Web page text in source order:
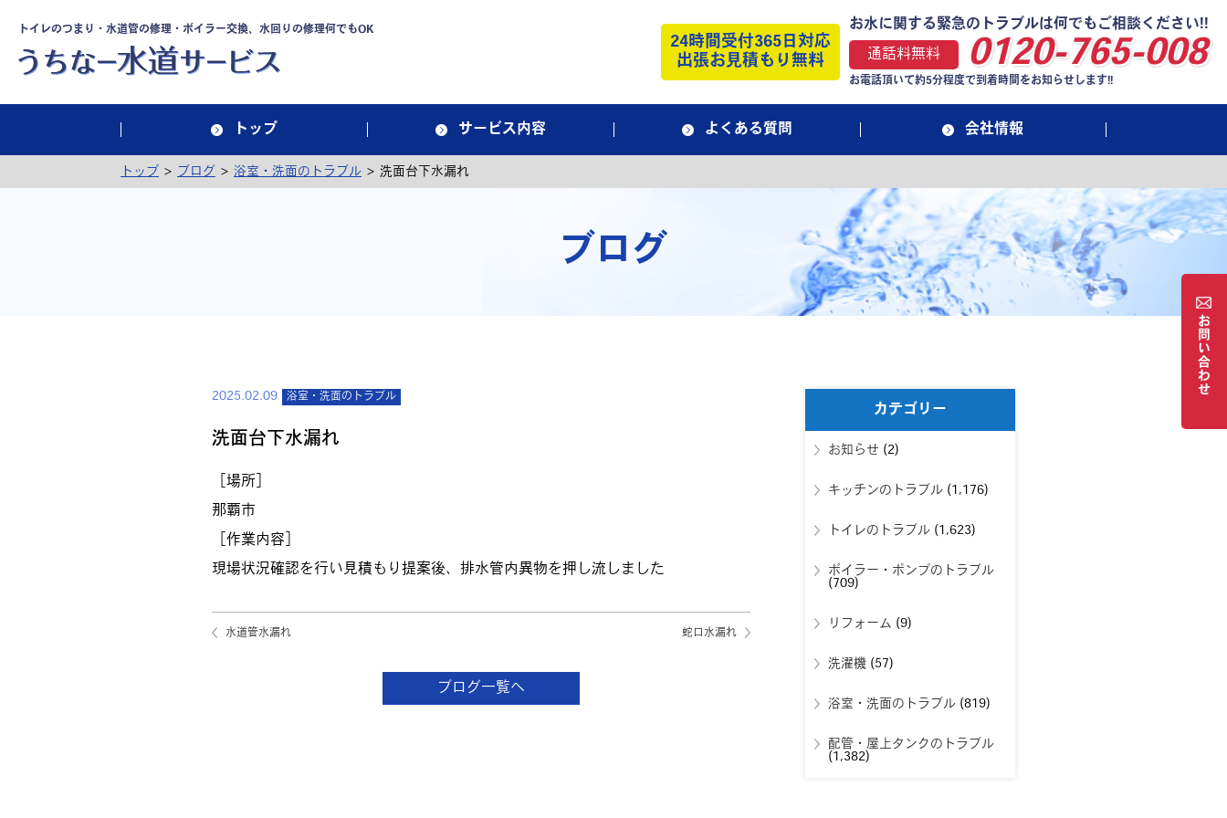
トイレのつまり・水道管の修理・ボイラー交換、水回りの修理何でもOK
24時間受付365日対応
出張お見積もり無料
お水に関する緊急のトラブルは何でもご相談ください!!
通話料無料 0120-765-008
お電話頂いて約5分程度で到着時間をお知らせします!!
トップ サービス内容 よくある質問 会社情報
トップ > ブログ > 浴室・洗面のトラブル > 洗面台下水漏れ
ブログ
2025.02.09 浴室・洗面のトラブル
洗面台下水漏れ
［場所］
那覇市
［作業内容］
現場状況確認を行い見積もり提案後、排水管内異物を押し流しました
水道管水漏れ 蛇口水漏れ
ブログ一覧へ
カテゴリー
お知らせ (2)
キッチンのトラブル(1,176)
トイレのトラブル(1,623)
ボイラー・ポンプのトラブル
(709)
リフォーム (9)
洗濯機(57)
浴室・洗面のトラブル(819)
配管・屋上タンクのトラブル
(1,382)
お
問
い
合
わ
せ